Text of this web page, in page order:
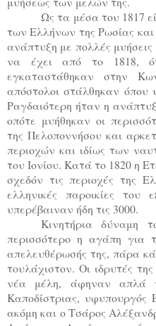
Ως τα μέσα του 1817
των Ελλήνων της Ρωσίας
ανάπτυξη με πολλές
να έχει από το 1818,
εγκαταστάθηκαν στην
απόστολοι στάλθηκαν όπου
Ραγδαιότερη ήταν η
οπότε μυήθηκαν οι
της Πελοποννήσου και
περιοχών και ιδίως των
του Ιονίου. Κατά το 1820 η
σχεδόν τις περιοχές της
ελληνικές παροικίες του
υπερέβαιναν ήδη τις 3000.
Κινητήρια δύναμη
περισσότερο η αγάπη για
απελευθέρωσής της, πάρα
τουλάχιστον. Οι ιδρυτές
νέα μέλη, άφηναν απλά
Καποδίστριας, υφυπουργός
ακόμη και ο Τσάρος